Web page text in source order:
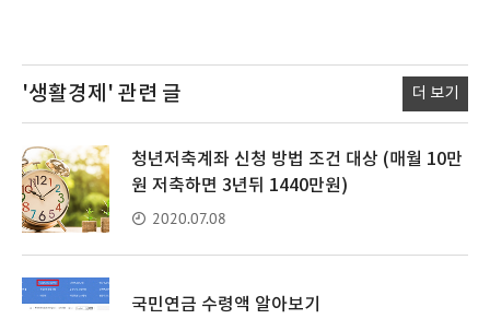
'생활경제' 관련 글 더 보기
청년저축계좌 신청 방법 조건 대상 (매월 10만
원 저축하면 3년뒤 1440만원)
2020.07.08
국민연금 수령액 알아보기